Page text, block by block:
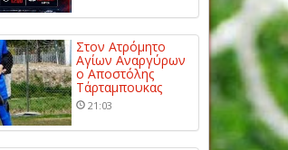
Στον Ατρόμητο
Αγίων Αναργύρων
ο Αποστόλης
Τάρταμπουκας
21:03